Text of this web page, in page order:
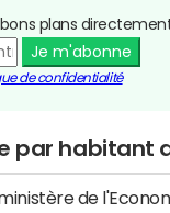
plans
Je m'abonne
de confidentialité
par habitant
de